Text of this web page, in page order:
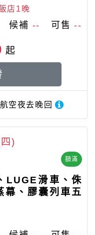
候補 -- 可售--
店1晚
空夜去晚回
起
額滿
)
LUGE滑車、侏
幕、膠囊列車五